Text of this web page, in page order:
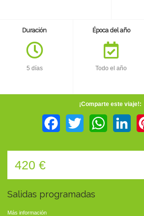
CONTACTO
Duración
5 días
Época del año
Todo el año
¡Comparte este viaje!:
FacebookTwitter WhatsApp
420 €
Salidas programadas
Más información